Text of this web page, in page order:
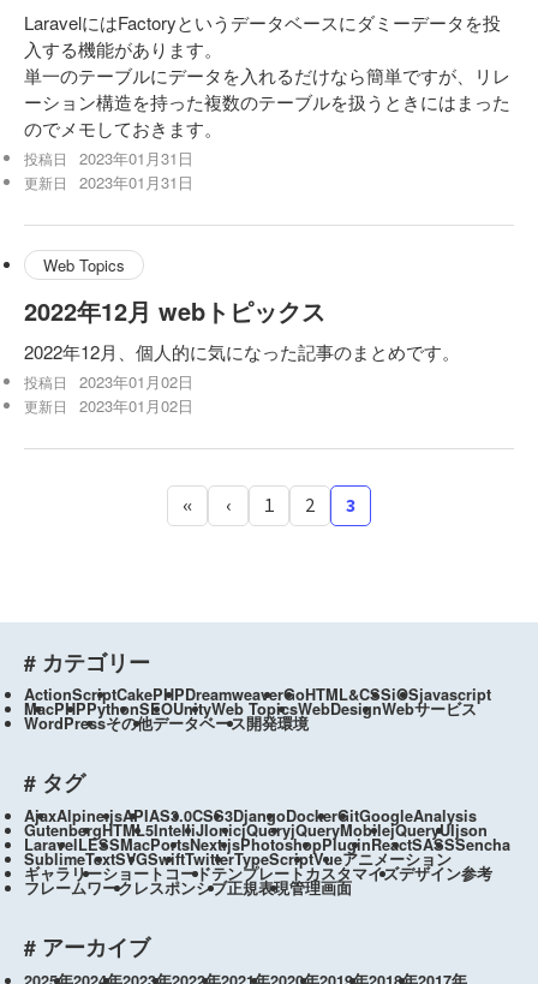
LaravelにはFactoryというデータベースにダミーデータを投
入する機能があります。
単一のテーブルにデータを入れるだけなら簡単ですが、リレ
ーション構造を持った複数のテーブルを扱うときにはまった
のでメモしておきます。
投稿日 2023年01月31日
更新日 2023年01月31日
Web Topics
2022年12月 webトピックス
2022年12月、個人的に気になった記事のまとめです。
投稿日 2023年01月02日
更新日 2023年01月02日
« ‹ 1 2 3
# カテゴリー
ActionScriptCakePHPDreamweaverGoHTML&CSSiOSjavascript
MacPHPPythonSEOUnityWeb TopicsWebDesignWebサービス
WordPressその他データベース開発環境
# タグ
AjaxAlpine.jsAPIAS3.0CSS3DjangoDockerGitGoogleAnalysis
GutenbergHTML5IntelliJIonicjQueryjQueryMobilejQueryUIjson
LaravelLESSMacPortsNext.jsPhotoshopPluginReactSASSSencha
SublimeTextSVGSwiftTwitterTypeScriptVueアニメーション
ギャラリーショートコードテンプレートカスタマイズデザイン参考
フレームワークレスポンシブ正規表現管理画面
# アーカイブ